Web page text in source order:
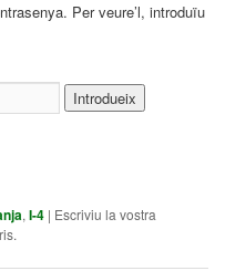
Per veure’l, introduïu
,I-4 | Escriviu la vostra